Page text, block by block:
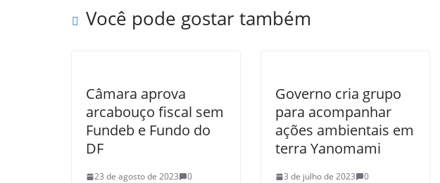
Você pode gostar também
Câmara aprova
arcabouço fiscal sem
Fundeb e Fundo do
DF
23 de agosto de 2023 0
Governo cria grupo
para acompanhar
ações ambientais em
terra Yanomami
3 de julho de 2023 0